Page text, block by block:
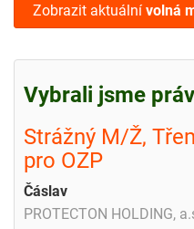
Zobrazit aktuální volná
Vybrali jsme
Strážný M/Ž,
pro OZP
Čáslav
PROTECTON HOLDING,